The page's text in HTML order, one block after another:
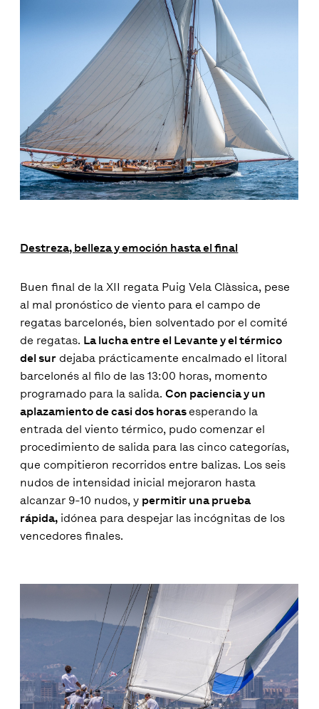
Destreza, belleza y emoción hasta el final
Buen final de la XII regata Puig Vela Clàssica, pese
al mal pronóstico de viento para el campo de
regatas barcelonés, bien solventado por el comité
de regatas. La lucha entre el Levante y el térmico
del sur dejaba prácticamente encalmado el litoral
barcelonés al filo de las 13:00 horas, momento
programado para la salida.Con paciencia y un
aplazamiento de casi dos horasesperando la
entrada del viento térmico, pudo comenzar el
procedimiento de salida para las cinco categorías,
que compitieron recorridos entre balizas. Los seis
nudos de intensidad inicial mejoraron hasta
alcanzar 9-10 nudos, y permitir una prueba
rápida, idónea para despejar las incógnitas de los
vencedores finales.